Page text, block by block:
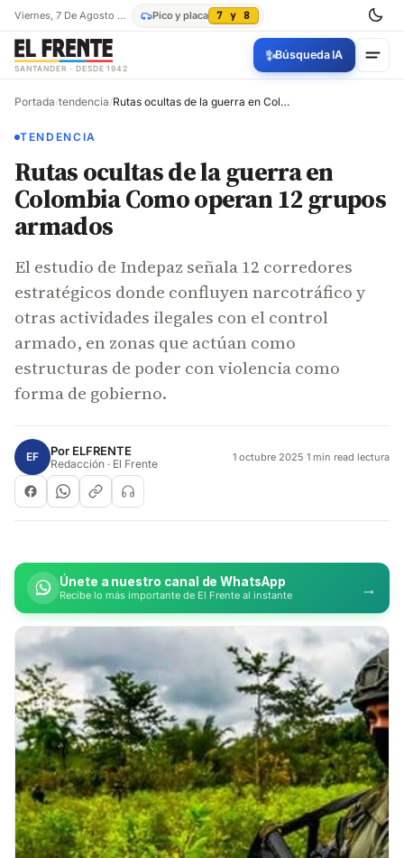
Viernes, 7 De Agosto De 2026 Pico y placa 7 y 8
SANTANDER · DESDE 1942
✨Búsqueda IA
Portada/tendencia/ Rutas ocultas de la guerra en Colombia Como operan 12 grupos armados
TENDENCIA
Rutas ocultas de la guerra en
Colombia Como operan 12 grupos
armados
El estudio de Indepaz señala 12 corredores
estratégicos donde confluyen narcotráfico y
otras actividades ilegales con el control
armado, en zonas que actúan como
estructuras de poder con violencia como
forma de gobierno.
EF Por ELFRENTE
Redacción · El Frente 1 octubre 2025·1 min read lectura
Únete a nuestro canal de WhatsApp
Recibe lo más importante de El Frente al instante →